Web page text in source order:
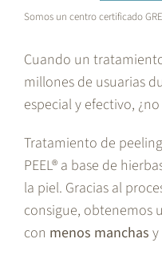
Somos un centro certificado
Cuando un
millones de usuarias
especial y efectivo, ¿no
Tratamiento de
PEEL® a base de
la piel. Gracias al
consigue, obtenemos
con menos manchas